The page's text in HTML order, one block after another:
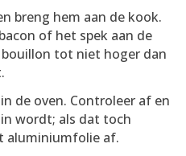
breng hem aan de kook.
of het spek aan de
tot niet hoger dan
de oven. Controleer af en
wordt; als dat toch
aluminiumfolie af.